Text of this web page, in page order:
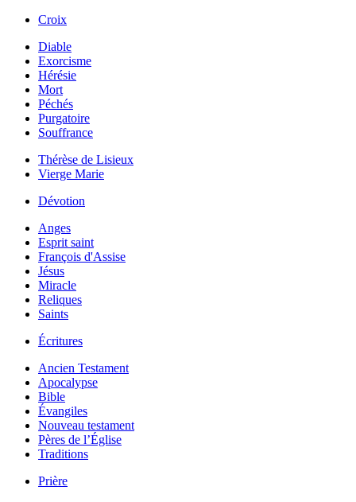
Croix
Diable
Exorcisme
Hérésie
Mort
Péchés
Purgatoire
Souffrance
Thérèse de Lisieux
Vierge Marie
Dévotion
Anges
Esprit saint
François d'Assise
Jésus
Miracle
Reliques
Saints
Écritures
Ancien Testament
Apocalypse
Bible
Évangiles
Nouveau testament
Pères de l’Église
Traditions
Prière